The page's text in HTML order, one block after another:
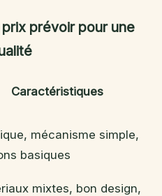
prévoir pour une
Caractéristiques
mécanisme simple,
basiques
mixtes, bon design,